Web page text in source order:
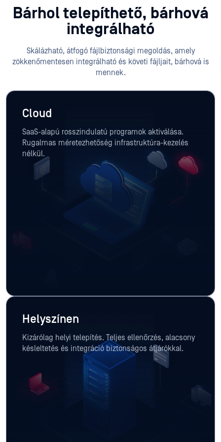
Bárhol telepíthető, bárhová
integrálható
Skálázható, átfogó fájlbiztonsági megoldás, amely
zökkenőmentesen integrálható és követi fájljait, bárhová is
mennek.
Cloud
SaaS-alapú rosszindulatú programok aktiválása.
Rugalmas méretezhetőség infrastruktúra-kezelés
nélkül.
Helyszínen
Kizárólag helyi telepítés. Teljes ellenőrzés, alacsony
késleltetés és integráció biztonságos átjárókkal.